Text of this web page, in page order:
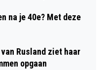
na je 40e? Met deze
Rusland ziet haar
opgaan